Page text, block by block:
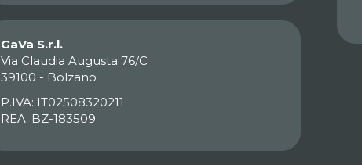
GaVa S.r.l.
Via Claudia Augusta 76/C
39100 - Bolzano
P.IVA: IT02508320211
REA: BZ-183509